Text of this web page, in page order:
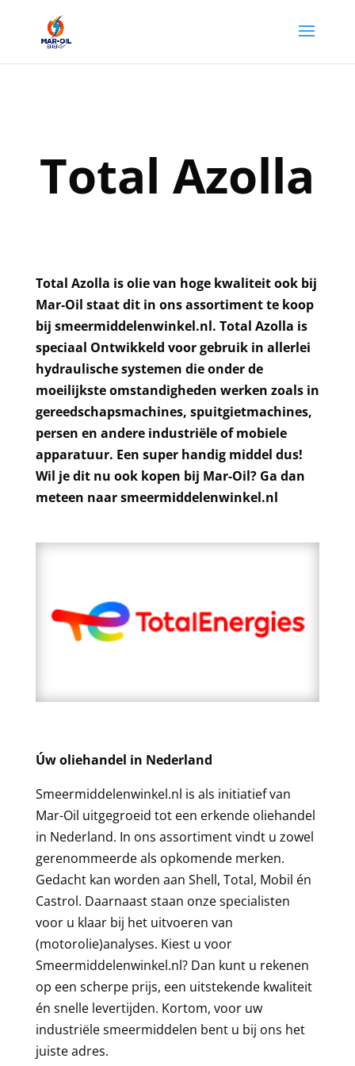
Total Azolla
Total Azolla is olie van hoge kwaliteit ook bij
Mar-Oil staat dit in ons assortiment te koop
bij smeermiddelenwinkel.nl. Total Azolla is
speciaal Ontwikkeld voor gebruik in allerlei
hydraulische systemen die onder de
moeilijkste omstandigheden werken zoals in
gereedschapsmachines, spuitgietmachines,
persen en andere industriële of mobiele
apparatuur. Een super handig middel dus!
Wil je dit nu ook kopen bij Mar-Oil? Ga dan
meteen naar smeermiddelenwinkel.nl
Úw oliehandel in Nederland
Smeermiddelenwinkel.nl is als initiatief van
Mar-Oil uitgegroeid tot een erkende oliehandel
in Nederland. In ons assortiment vindt u zowel
gerenommeerde als opkomende merken.
Gedacht kan worden aan Shell, Total, Mobil én
Castrol. Daarnaast staan onze specialisten
voor u klaar bij het uitvoeren van
(motorolie)analyses. Kiest u voor
Smeermiddelenwinkel.nl? Dan kunt u rekenen
op een scherpe prijs, een uitstekende kwaliteit
én snelle levertijden. Kortom, voor uw
industriële smeermiddelen bent u bij ons het
juiste adres.